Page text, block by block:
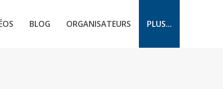
BLOG ORGANISATEURS PLUS...